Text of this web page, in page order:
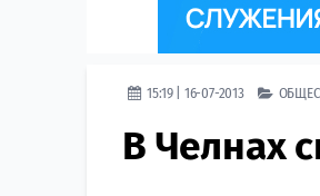
15:19 | 16-07-2013
В Челнах